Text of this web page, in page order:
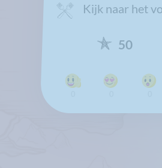
Kijk naar het
50